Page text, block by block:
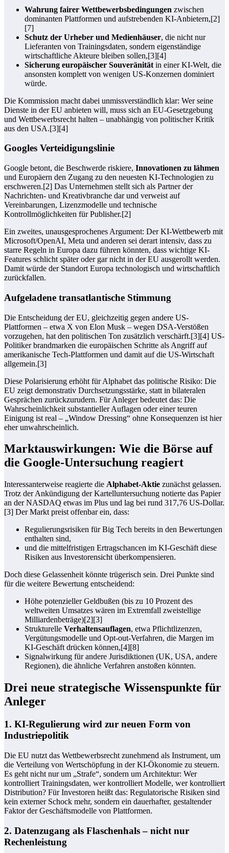
Wahrung fairer Wettbewerbsbedingungen zwischen
dominanten Plattformen und aufstrebenden KI-Anbietern,[2]
[7]
Schutz der Urheber und Medienhäuser, die nicht nur
Lieferanten von Trainingsdaten, sondern eigenständige
wirtschaftliche Akteure bleiben sollen,[3][4]
Sicherung europäischer Souveränität in einer KI-Welt, die
ansonsten komplett von wenigen US-Konzernen dominiert
würde.
Die Kommission macht dabei unmissverständlich klar: Wer seine
Dienste in der EU anbieten will, muss sich an EU-Gesetzgebung
und Wettbewerbsrecht halten – unabhängig von politischer Kritik
aus den USA.[3][4]
Googles Verteidigungslinie
Google betont, die Beschwerde riskiere, Innovationen zu lähmen
und Europäern den Zugang zu den neuesten KI-Technologien zu
erschweren.[2] Das Unternehmen stellt sich als Partner der
Nachrichten- und Kreativbranche dar und verweist auf
Vereinbarungen, Lizenzmodelle und technische
Kontrollmöglichkeiten für Publisher.[2]
Ein zweites, unausgesprochenes Argument: Der KI-Wettbewerb mit
Microsoft/OpenAI, Meta und anderen sei derart intensiv, dass zu
starre Regeln in Europa dazu führen könnten, dass wichtige KI-
Features schlicht später oder gar nicht in der EU ausgerollt werden.
Damit würde der Standort Europa technologisch und wirtschaftlich
zurückfallen.
Aufgeladene transatlantische Stimmung
Die Entscheidung der EU, gleichzeitig gegen andere US-
Plattformen – etwa X von Elon Musk – wegen DSA-Verstößen
vorzugehen, hat den politischen Ton zusätzlich verschärft.[3][4] US-
Politiker brandmarken die europäischen Schritte als Angriff auf
amerikanische Tech-Plattformen und damit auf die US-Wirtschaft
allgemein.[3]
Diese Polarisierung erhöht für Alphabet das politische Risiko: Die
EU zeigt demonstrativ Durchsetzungsstärke, statt in bilateralen
Gesprächen zurückzurudern. Für Anleger bedeutet das: Die
Wahrscheinlichkeit substantieller Auflagen oder einer teuren
Einigung ist real – „Window Dressing“ ohne Konsequenzen ist hier
eher unwahrscheinlich.
Marktauswirkungen: Wie die Börse auf
die Google-Untersuchung reagiert
Interessanterweise reagierte die Alphabet-Aktie zunächst gelassen.
Trotz der Ankündigung der Kartelluntersuchung notierte das Papier
an der NASDAQ etwas im Plus und lag bei rund 317,76 US-Dollar.
[3] Der Markt preist offenbar ein, dass:
Regulierungsrisiken für Big Tech bereits in den Bewertungen
enthalten sind,
und die mittelfristigen Ertragschancen im KI-Geschäft diese
Risiken aus Investorensicht überkompensieren.
Doch diese Gelassenheit könnte trügerisch sein. Drei Punkte sind
für die weitere Bewertung entscheidend:
Höhe potenzieller Geldbußen (bis zu 10 Prozent des
weltweiten Umsatzes wären im Extremfall zweistellige
Milliardenbeträge)[2][3]
Strukturelle Verhaltensauflagen, etwa Pflichtlizenzen,
Vergütungsmodelle und Opt-out-Verfahren, die Margen im
KI-Geschäft drücken können,[4][8]
Signalwirkung für andere Jurisdiktionen (UK, USA, andere
Regionen), die ähnliche Verfahren anstoßen könnten.
Drei neue strategische Wissenspunkte für
Anleger
1. KI-Regulierung wird zur neuen Form von
Industriepolitik
Die EU nutzt das Wettbewerbsrecht zunehmend als Instrument, um
die Verteilung von Wertschöpfung in der KI-Ökonomie zu steuern.
Es geht nicht nur um „Strafe“, sondern um Architektur: Wer
kontrolliert Trainingsdaten, wer kontrolliert Modelle, wer kontrolliert
Distribution? Für Investoren heißt das: Regulatorische Risiken sind
kein externer Schock mehr, sondern ein dauerhafter, gestaltender
Faktor der Geschäftsmodelle von Plattformen.
2. Datenzugang als Flaschenhals – nicht nur
Rechenleistung